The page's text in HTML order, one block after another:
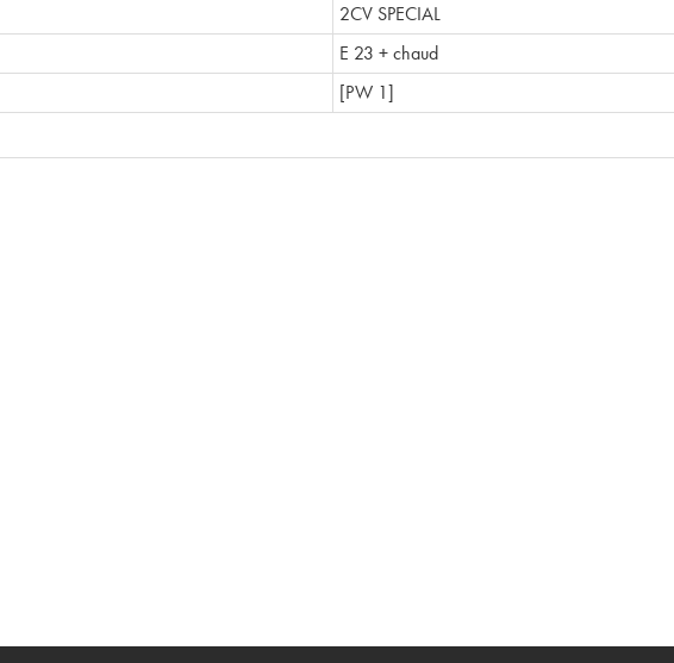
2CV SPECIAL
E 23 + chaud
[PW 1]